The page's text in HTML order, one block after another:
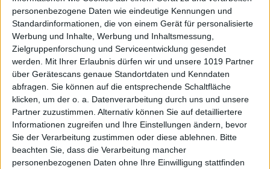
personenbezogene Daten wie eindeutige Kennungen und
Standardinformationen, die von einem Gerät für personalisierte
Werbung und Inhalte, Werbung und Inhaltsmessung,
Zielgruppenforschung und Serviceentwicklung gesendet
werden.
Mit Ihrer Erlaubnis dürfen wir und unsere 1019 Partner
über Gerätescans genaue Standortdaten und Kenndaten
abfragen. Sie können auf die entsprechende Schaltfläche
klicken, um der o. a. Datenverarbeitung durch uns und unsere
Partner zuzustimmen. Alternativ können Sie auf detailliertere
Informationen zugreifen und Ihre Einstellungen ändern, bevor
Sie der Verarbeitung zustimmen oder diese ablehnen.
Bitte
beachten Sie, dass die Verarbeitung mancher
personenbezogenen Daten ohne Ihre Einwilligung stattfinden